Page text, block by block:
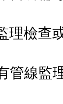
查或
監理